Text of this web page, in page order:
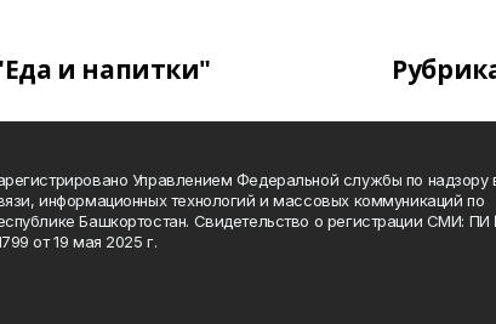
и напитки"
Управлением Федеральной службы по надзору
информационных технологий и массовых коммуникаций по
Башкортостан. Свидетельство о регистрации СМИ:
от 19 мая 2025 г.